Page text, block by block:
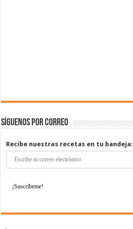
Síguenos por correo
Recibe nuestras recetas en tu bandeja: